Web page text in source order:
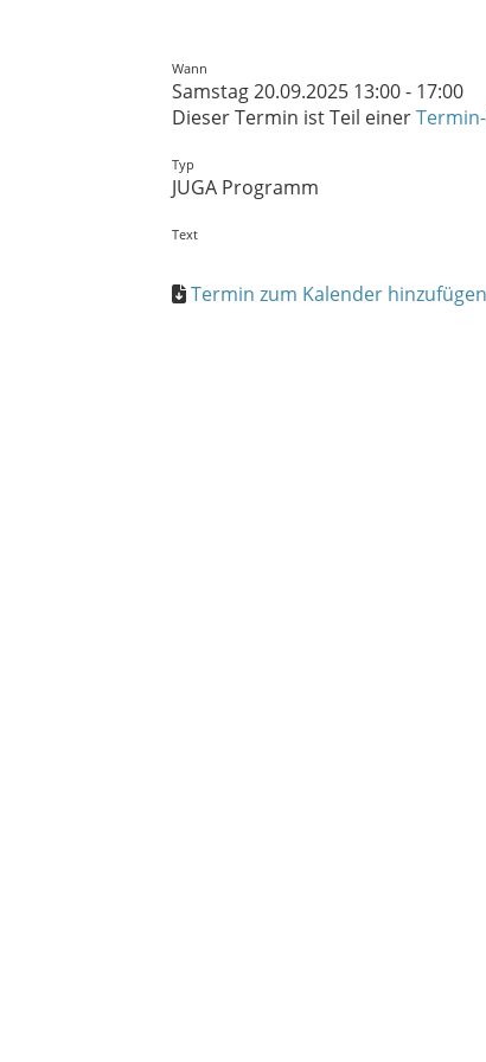
Wann
Samstag 20.09.2025 13:00 - 17:00
Dieser Termin ist Teil einer
Typ
JUGA Programm
Text
Termin zum Kalender